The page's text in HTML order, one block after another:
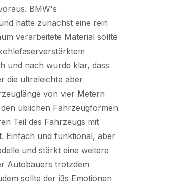
BMW's
hatte zunächst eine rein
verarbeitete Material sollte
und nach wurde klar, dass
die ultraleichte aber
von vier Metern
üblichen Fahrzeugformen
Teil des Fahrzeugs mit
Einfach und funktional, aber
und stärkt eine weitere
Autobauers trotzdem
sollte der i3s Emotionen